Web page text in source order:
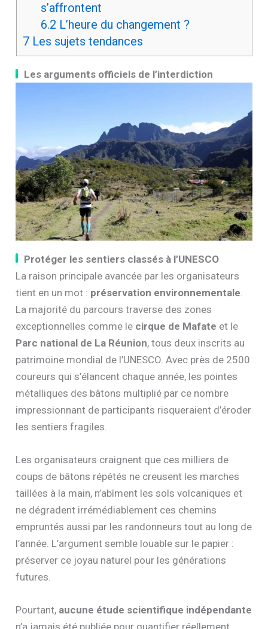
s’affrontent
6.2 L’heure du changement ?
7Les sujets tendances
Les arguments officiels de l’interdiction
Protéger les sentiers classés à l’UNESCO
La raison principale avancée par les organisateurs
tient en un mot : préservation environnementale.
La majorité du parcours traverse des zones
exceptionnelles comme le cirque de Mafate et le
Parc national de La Réunion, tous deux inscrits au
patrimoine mondial de l’UNESCO. Avec près de 2500
coureurs qui s’élancent chaque année, les pointes
métalliques des bâtons multiplié par ce nombre
impressionnant de participants risqueraient d’éroder
les sentiers fragiles.
Les organisateurs craignent que ces milliers de
coups de bâtons répétés ne creusent les marches
taillées à la main, n’abîment les sols volcaniques et
ne dégradent irrémédiablement ces chemins
empruntés aussi par les randonneurs tout au long de
l’année. L’argument semble louable sur le papier :
préserver ce joyau naturel pour les générations
futures.
Pourtant, aucune étude scientifique indépendante